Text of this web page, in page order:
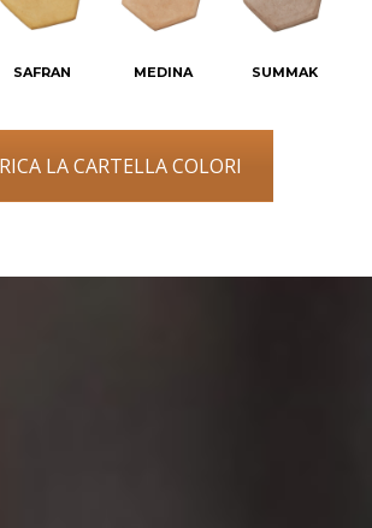
SAFRAN MEDINA SUMMAK
LA CARTELLA COLORI